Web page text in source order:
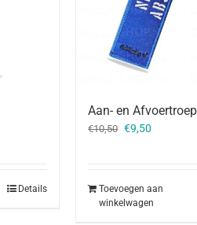
Details
Aan- en
€10,50 Oorspronkelijke
€9,50
Toevoegen aan
winkelwagen